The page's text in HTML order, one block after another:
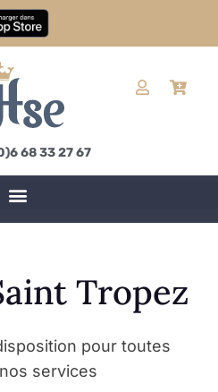
68 33 27 67
Tropez
pour toutes
services